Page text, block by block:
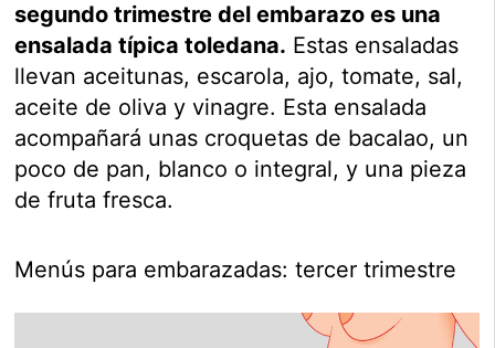
segundo trimestre del embarazo es una
ensalada típica toledana. Estas ensaladas
llevan aceitunas, escarola, ajo, tomate, sal,
aceite de oliva y vinagre. Esta ensalada
acompañará unas croquetas de bacalao, un
poco de pan, blanco o integral, y una pieza
de fruta fresca.
Menús para embarazadas: tercer trimestre